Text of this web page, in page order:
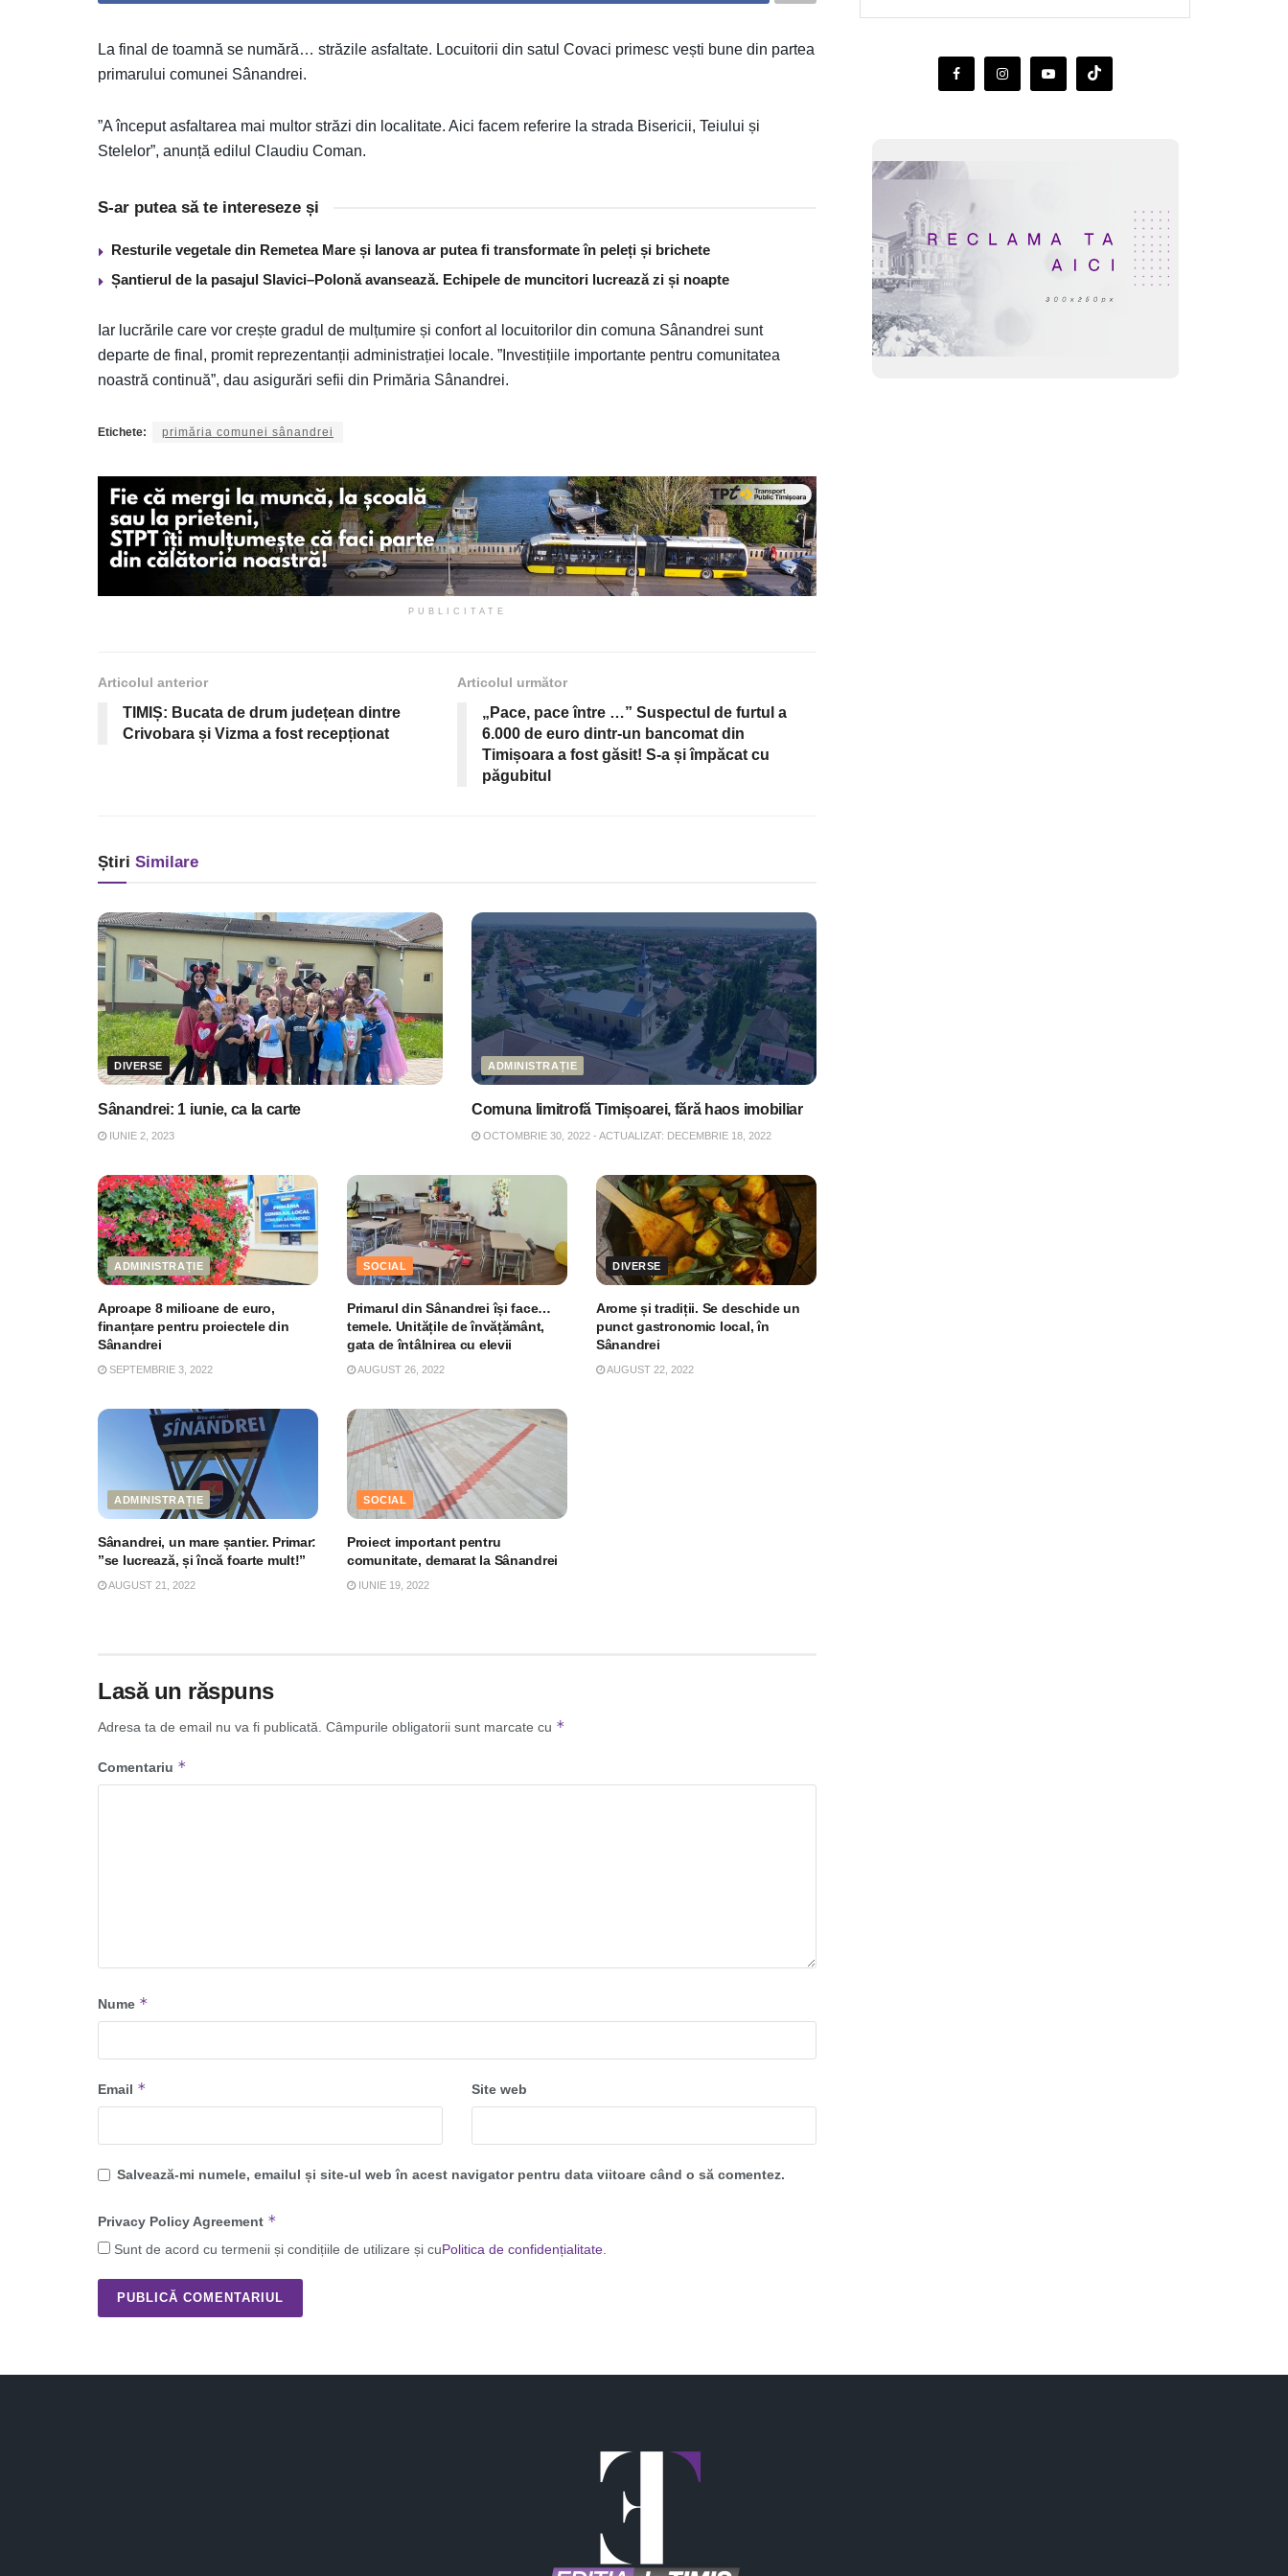
La final de toamnă se numără… străzile asfaltate. Locuitorii din satul Covaci primesc vești bune din partea
primarului comunei Sânandrei.
”A început asfaltarea mai multor străzi din localitate. Aici facem referire la strada Bisericii, Teiului și
Stelelor”, anunță edilul Claudiu Coman.
S-ar putea să te intereseze și
Resturile vegetale din Remetea Mare și Ianova ar putea fi transformate în peleți și brichete
Șantierul de la pasajul Slavici–Polonă avansează. Echipele de muncitori lucrează zi și noapte
Iar lucrările care vor crește gradul de mulțumire și confort al locuitorilor din comuna Sânandrei sunt
departe de final, promit reprezentanții administrației locale. ”Investițiile importante pentru comunitatea
noastră continuă”, dau asigurări sefii din Primăria Sânandrei.
Etichete: primăria comunei sânandrei
PUBLICITATE
Articolul anterior
TIMIȘ: Bucata de drum județean dintre
Crivobara și Vizma a fost recepționat
Articolul următor
„Pace, pace între …” Suspectul de furtul a
6.000 de euro dintr-un bancomat din
Timișoara a fost găsit! S-a și împăcat cu
păgubitul
Știri Similare
DIVERSE
Sânandrei: 1 iunie, ca la carte
IUNIE 2, 2023
ADMINISTRAȚIE
Comuna limitrofă Timișoarei, fără haos imobiliar
OCTOMBRIE 30, 2022 - ACTUALIZAT: DECEMBRIE 18, 2022
ADMINISTRAȚIE
Aproape 8 milioane de euro,
finanțare pentru proiectele din
Sânandrei
SEPTEMBRIE 3, 2022
SOCIAL
Primarul din Sânandrei își face…
temele. Unitățile de învățământ,
gata de întâlnirea cu elevii
AUGUST 26, 2022
DIVERSE
Arome și tradiții. Se deschide un
punct gastronomic local, în
Sânandrei
AUGUST 22, 2022
ADMINISTRAȚIE
Sânandrei, un mare șantier. Primar:
”se lucrează, și încă foarte mult!”
AUGUST 21, 2022
SOCIAL
Proiect important pentru
comunitate, demarat la Sânandrei
IUNIE 19, 2022
Lasă un răspuns
Adresa ta de email nu va fi publicată. Câmpurile obligatorii sunt marcate cu *
Comentariu *
Nume *
Email * Site web
Salvează-mi numele, emailul și site-ul web în acest navigator pentru data viitoare când o să comentez.
Privacy Policy Agreement *
Sunt de acord cu termenii și condițiile de utilizare și cuPolitica de confidențialitate